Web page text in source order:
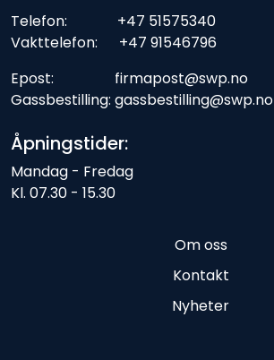
Telefon: +47 51575340
Vakttelefon: +47 91546796
Epost: firmapost@swp.no
Gassbestilling: gassbestilling@swp.no
Åpningstider:
Mandag - Fredag
Kl. 07.30 - 15.30
Om oss
Kontakt
Nyheter